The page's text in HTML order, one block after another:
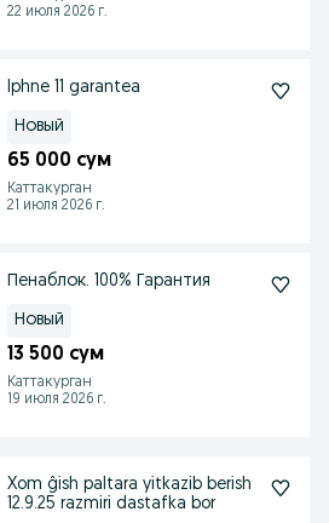
22 июля 2026 г.
Iphne 11 garantea
Новый
65 000 сум
Каттакурган
21 июля 2026 г.
Пенаблок. 100% Гарантия
Новый
13 500 сум
Каттакурган
19 июля 2026 г.
Xom ĝish paltara yitkazib berish
12.9.25 razmiri dastafka bor